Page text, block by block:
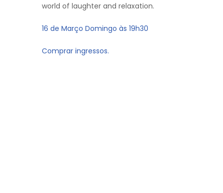
world of laughter and relaxation.
16 de Março Domingo às 19h30
Comprar ingressos.